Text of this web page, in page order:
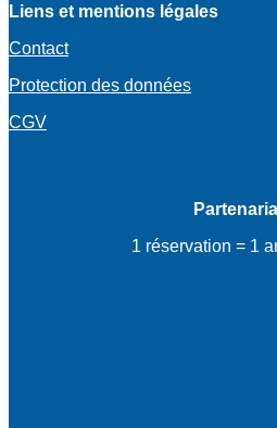
Liens et mentions légales
Contact
Protection des données
CGV
1 réservation = 1